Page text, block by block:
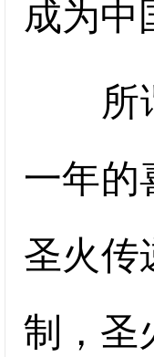
成为中
所谓
一年的
圣火传
制，圣